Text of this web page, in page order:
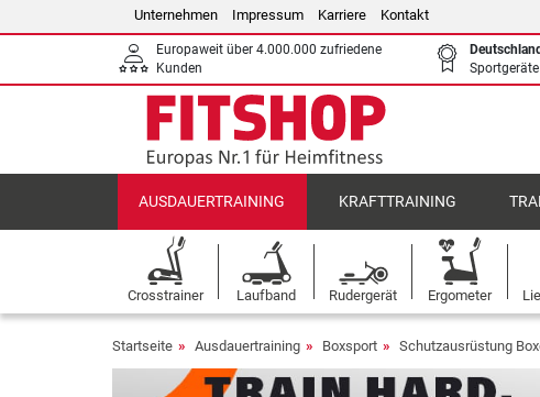
Unternehmen Impressum Karriere Kontakt
Europaweit über 4.000.000 zufriedene
Kunden
AUSDAUERTRAINING KRAFTTRAINING
Crosstrainer Laufband Rudergerät Ergometer
Startseite Ausdauertraining Boxsport Schutzausrüstung